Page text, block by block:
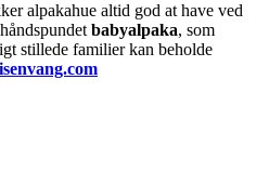
alpakahue altid god at have ved
babyalpaka, som
stillede familier kan beholde